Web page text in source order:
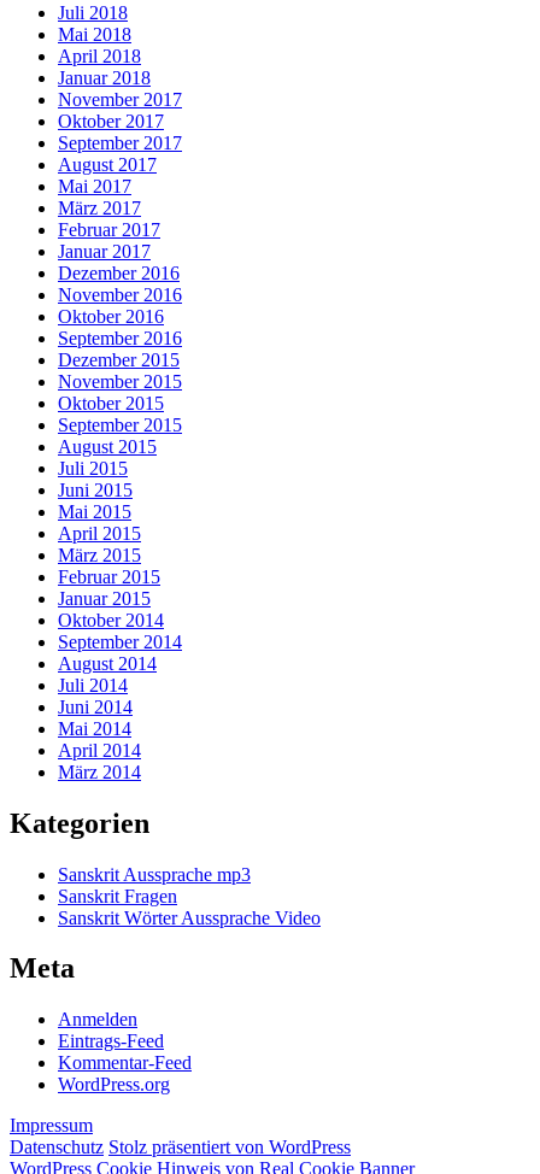
Juli 2018
Mai 2018
April 2018
Januar 2018
November 2017
Oktober 2017
September 2017
August 2017
Mai 2017
März 2017
Februar 2017
Januar 2017
Dezember 2016
November 2016
Oktober 2016
September 2016
Dezember 2015
November 2015
Oktober 2015
September 2015
August 2015
Juli 2015
Juni 2015
Mai 2015
April 2015
März 2015
Februar 2015
Januar 2015
Oktober 2014
September 2014
August 2014
Juli 2014
Juni 2014
Mai 2014
April 2014
März 2014
Kategorien
Sanskrit Aussprache mp3
Sanskrit Fragen
Sanskrit Wörter Aussprache Video
Meta
Anmelden
Eintrags-Feed
Kommentar-Feed
WordPress.org
Impressum
Datenschutz Stolz präsentiert von WordPress
WordPress Cookie Hinweis von Real Cookie Banner